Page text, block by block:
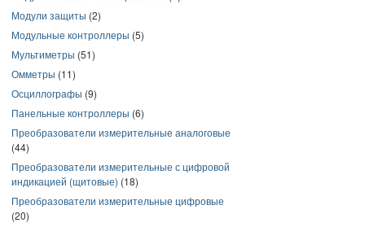
Модули защиты (2)
Модульные контроллеры (5)
Мультиметры (51)
Омметры (11)
Осциллографы (9)
Панельные контроллеры (6)
Преобразователи измерительные аналоговые
(44)
Преобразователи измерительные с цифровой
индикацией (щитовые) (18)
Преобразователи измерительные цифровые
(20)